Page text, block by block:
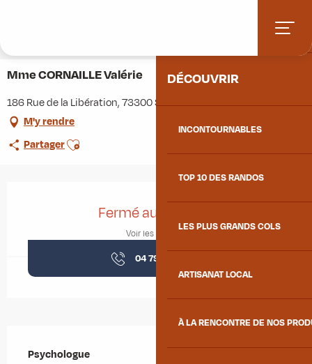
principal
DÉCOUVRIR
INCONTOURNABLES
TOP 10 DES RANDOS
LES PLUS GRANDS COLS
ARTISANAT LOCAL
À LA RENCONTRE DE NOS
Mme CORNAILLE Valérie
186 Rue de la Libération, 73300 Saint-Jean-de-Maurienne
M'y rendre
PartagerAjouter aux favoris
Fermé aujourd'hui
Voir les horaires
04 79 59 77
Psychologue